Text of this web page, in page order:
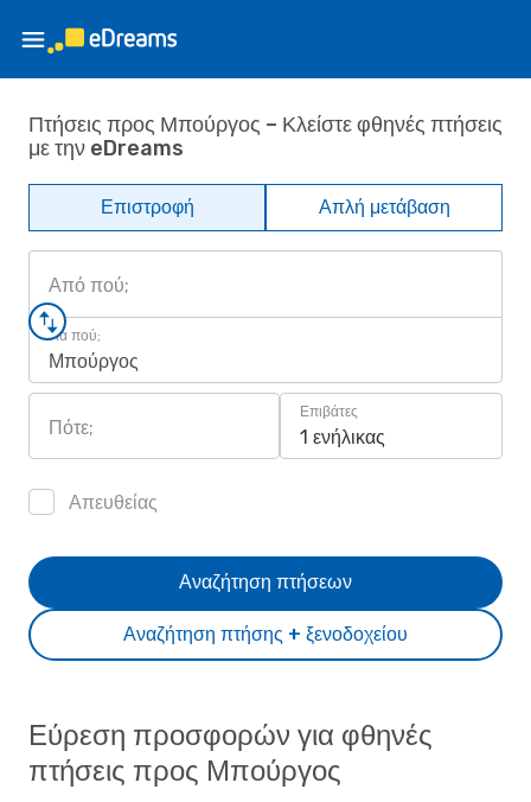
Πτήσεις προς Μπούργος – Κλείστε φθηνές πτήσεις
με την eDreams
Επιστροφή Απλή μετάβαση
Από πού;
Για πού;
Μπούργος
Πότε;
Επιβάτες
1 ενήλικας
Απευθείας
Αναζήτηση πτήσης + ξενοδοχείου
Αναζήτηση πτήσεων
Εύρεση προσφορών για φθηνές
πτήσεις προς Μπούργος